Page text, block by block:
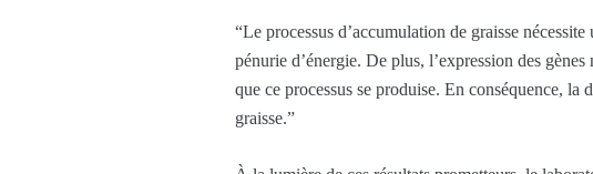
“Le processus d’accumulation de graisse
pénurie d’énergie. De plus, l’expression des
que ce processus se produise. En conséquence,
graisse.”